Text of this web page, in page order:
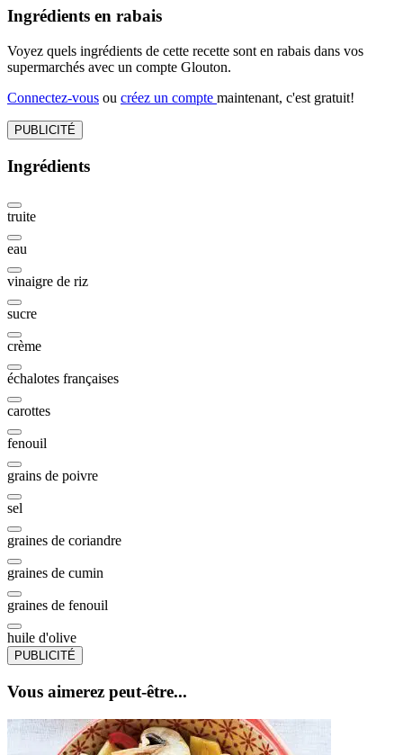
Ingrédients en rabais
Voyez quels ingrédients de cette recette sont en rabais dans vos
supermarchés avec un compte Glouton.
Connectez-vous ou créez un compte maintenant, c'est gratuit!
PUBLICITÉ
Ingrédients
truite
eau
vinaigre de riz
sucre
crème
échalotes françaises
carottes
fenouil
grains de poivre
sel
graines de coriandre
graines de cumin
graines de fenouil
huile d'olive
PUBLICITÉ
Vous aimerez peut-être...